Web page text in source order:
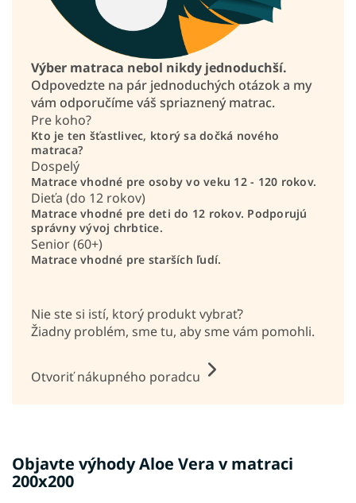
Výber matraca nebol nikdy jednoduchší.
Odpovedzte na pár jednoduchých otázok a my
vám odporučíme váš spriaznený matrac.
Pre koho?
Kto je ten šťastlivec, ktorý sa dočká nového
matraca?
Dospelý
Matrace vhodné pre osoby vo veku 12 - 120 rokov.
Dieťa (do 12 rokov)
Matrace vhodné pre deti do 12 rokov. Podporujú
správny vývoj chrbtice.
Senior (60+)
Matrace vhodné pre starších ľudí.
Nie ste si istí, ktorý produkt vybrať?
Žiadny problém, sme tu, aby sme vám pomohli.
Otvoriť nákupného poradcu
Objavte výhody Aloe Vera v matraci
200x200